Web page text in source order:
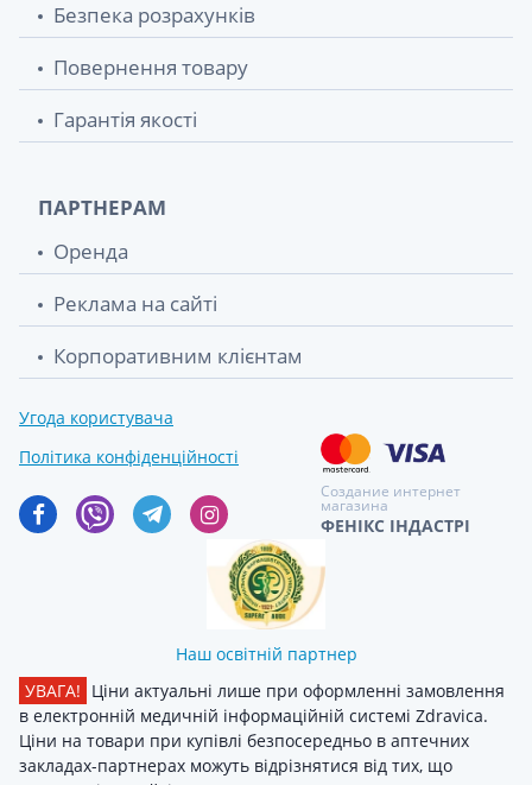
Безпека розрахунків
Повернення товару
Гарантія якості
ПАРТНЕРАМ
Оренда
Реклама на сайті
Корпоративним клієнтам
Угода користувача
Політика конфіденційності
Создание интернет
магазина
ФЕНІКС ІНДАСТРІ
Наш освітній партнер
УВАГА! Ціни актуальні лише при оформленні замовлення
в електронній медичній інформаційній системі Zdravica.
Ціни на товари при купівлі безпосередньо в аптечних
закладах-партнерах можуть відрізнятися від тих, що